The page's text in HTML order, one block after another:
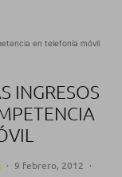
en telefonía móvil
INGRESOS
· 9 febrero, 2012 ·